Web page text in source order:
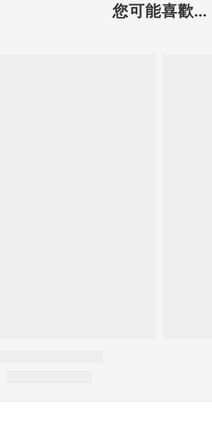
您可能喜歡...